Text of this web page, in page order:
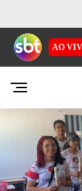
AO
EMISSORAS
NOSSAS REDES